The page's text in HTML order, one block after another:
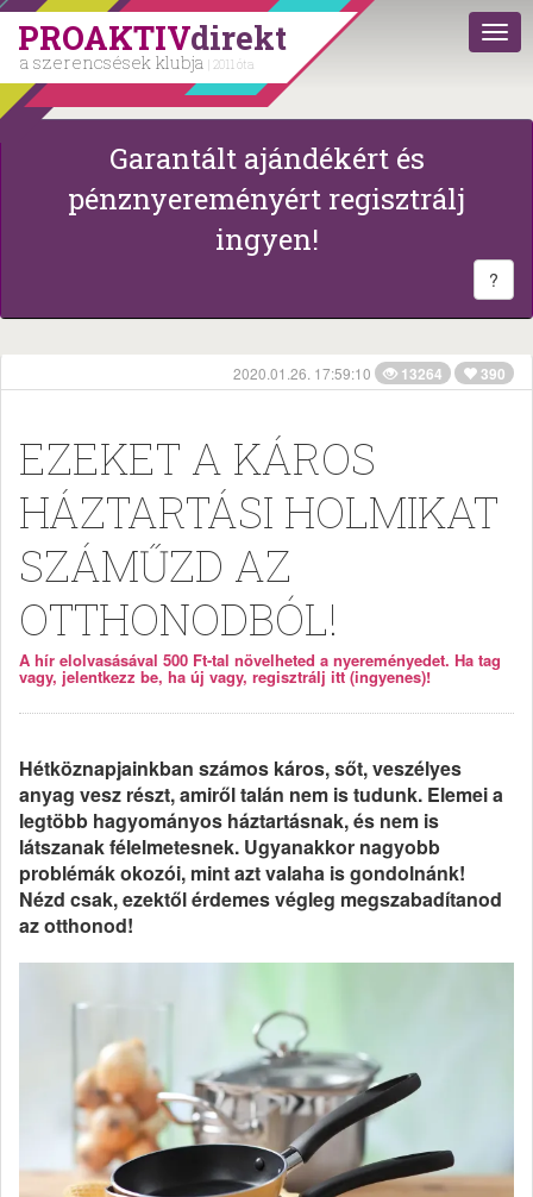
PROAKTIVdirekt
a szerencsések klubja | 2011 óta
Garantált ajándékért és
pénznyereményért regisztrálj
ingyen!
?
2020.01.26. 17:59:10 13264 390
EZEKET A KÁROS
HÁZTARTÁSI HOLMIKAT
SZÁMŰZD AZ
OTTHONODBÓL!
A hír elolvasásával 500 Ft-tal növelheted a nyereményedet. Ha tag
vagy, jelentkezz be, ha új vagy, regisztrálj itt (ingyenes)!
Hétköznapjainkban számos káros, sőt, veszélyes
anyag vesz részt, amiről talán nem is tudunk. Elemei a
legtöbb hagyományos háztartásnak, és nem is
látszanak félelmetesnek. Ugyanakkor nagyobb
problémák okozói, mint azt valaha is gondolnánk!
Nézd csak, ezektől érdemes végleg megszabadítanod
az otthonod!